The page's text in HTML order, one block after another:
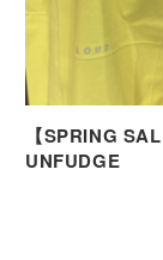
【SPRING
UNFUDGE